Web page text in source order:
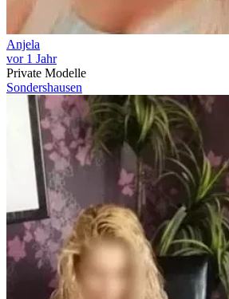
Anjela
vor 1 Jahr
Private Modelle
Sondershausen